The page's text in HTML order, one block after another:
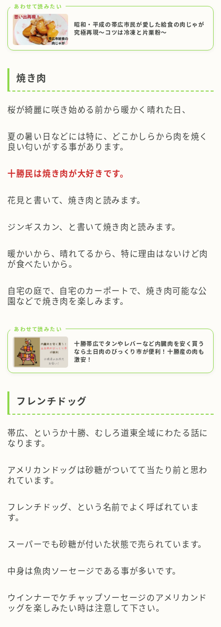
あわせて読みたい
昭和・平成の帯広市民が愛した給食の肉じゃが
究極再現～コツは冷凍と片栗粉～
焼き肉
桜が綺麗に咲き始める前から暖かく晴れた日、
夏の暑い日などには特に、どこかしらから肉を焼く
良い匂いがする事があります。
十勝民は焼き肉が大好きです。
花見と書いて、焼き肉と読みます。
ジンギスカン、と書いて焼き肉と読みます。
暖かいから、晴れてるから、特に理由はないけど肉
が食べたいから。
自宅の庭で、自宅のカーポートで、焼き肉可能な公
園などで焼き肉を楽しみます。
あわせて読みたい
十勝帯広でタンやレバーなど内臓肉を安く買う
なら土日肉のびっくり市が便利！十勝産の肉も
激安！
フレンチドッグ
帯広、というか十勝、むしろ道東全域にわたる話に
なります。
アメリカンドッグは砂糖がついてて当たり前 と思わ
れています。
フレンチドッグ、という名前でよく呼ばれていま
す。
スーパーでも砂糖が付いた状態で売られています。
中身は魚肉ソーセージである事が多いです。
ウインナーでケチャップソーセージのアメリカンド
ッグを楽しみたい時は注意して下さい。